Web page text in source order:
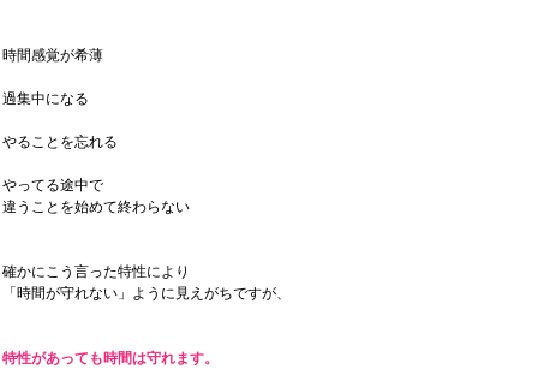
時間感覚が希薄
過集中になる
やることを忘れる
やってる途中で
違うことを始めて終わらない
確かにこう言った特性により
「時間が守れない」ように見えがちですが、
特性があっても時間は守れます。